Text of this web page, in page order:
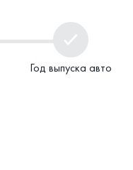
Год выпуска авто